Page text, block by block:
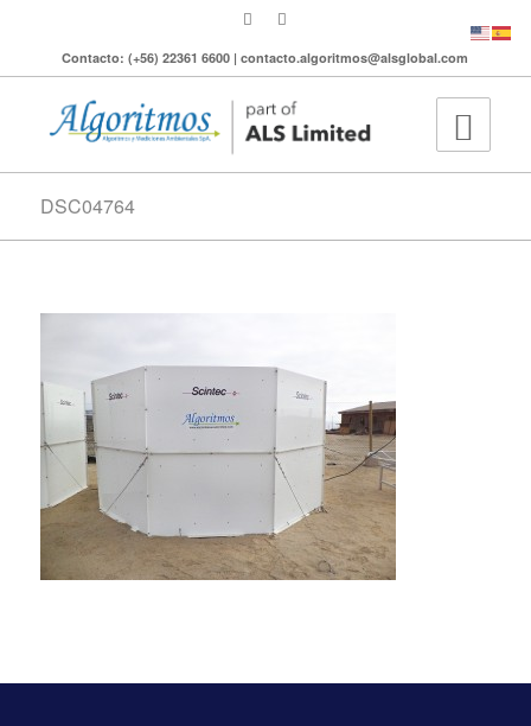
Contacto: (+56) 22361 6600 | contacto.algoritmos@alsglobal.com
DSC04764